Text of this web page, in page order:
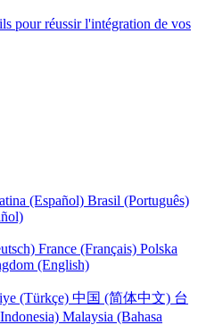
pour réussir l'intégration de vos
(Español) Brasil (Português)
France (Français) Polska
(English)
(Türkçe) 中国 (简体中文) 台
Malaysia (Bahasa